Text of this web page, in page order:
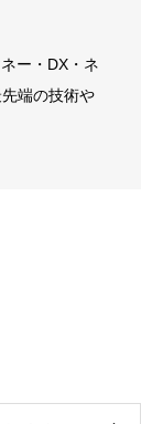
ー・DX・ネ
端の技術や